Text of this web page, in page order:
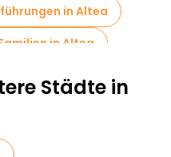
in Altea
in Altea
in Altea
Städte in